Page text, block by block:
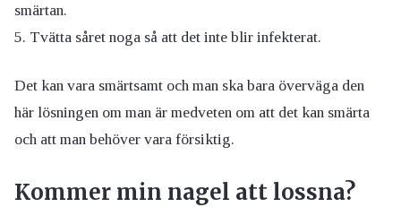
smärtan.
Tvätta såret noga så att det inte blir infekterat.
Det kan vara smärtsamt och man ska bara överväga den
här lösningen om man är medveten om att det kan smärta
och att man behöver vara försiktig.
Kommer min nagel att lossna?